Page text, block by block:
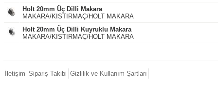
Holt 20mm Üç Dilli Makara
MAKARA/KISTIRMAÇ/HOLT MAKARA
Holt 20mm Üç Dilli Kuyruklu Makara
MAKARA/KISTIRMAÇ/HOLT MAKARA
İletişim Sipariş Takibi Gizlilik ve Kullanım Şartları